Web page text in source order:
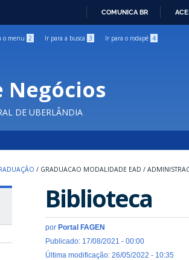
COMUNICA BR
o menu 2 Ir para a busca 3 Ir para o rodapé 4
Negócios
DE UBERLÂNDIA
/ GRADUACAO MODALIDADE EAD /
Biblioteca
por Portal FAGEN
Publicado: 17/08/2021 - 00:00
Última modificação: 26/05/2022 - 10:35